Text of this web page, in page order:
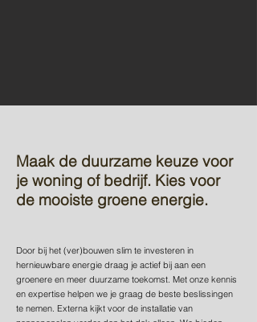
Maak de duurzame keuze voor
je woning of bedrijf. Kies voor
de mooiste groene energie.
Door bij het (ver)bouwen slim te investeren in
hernieuwbare energie draag je actief bij aan een
groenere en meer duurzame toekomst. Met onze kennis
en expertise helpen we je graag de beste beslissingen
te nemen. Externa kijkt voor de installatie van